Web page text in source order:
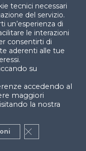
Dipartimento
tecnici necessari
del servizio.
un’esperienza di
le interazioni
consentirti di
aderenti alle tue
su
accedendo al
maggiori
la nostra
Close GDPR